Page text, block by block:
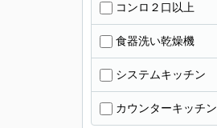
コンロ２口以上
食器洗い乾燥機
システムキッチン
カウンターキッチン